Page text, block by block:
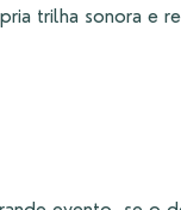
trilha sonora e